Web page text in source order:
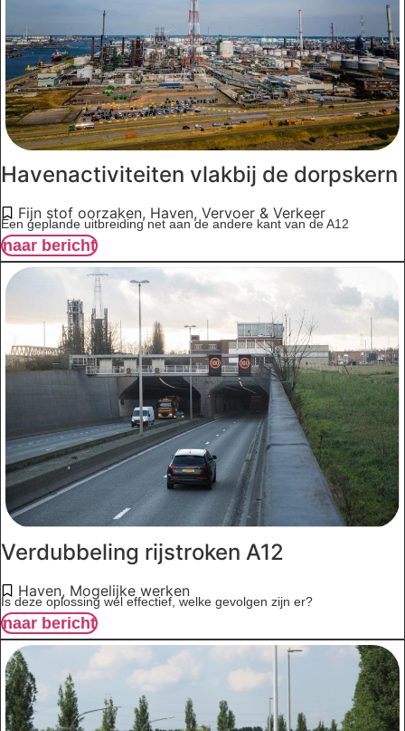
Havenactiviteiten vlakbij de dorpskern
Fijn stof oorzaken, Haven, Vervoer & Verkeer
Een geplande uitbreiding net aan de andere kant van de A12
naar bericht
Verdubbeling rijstroken A12
Haven, Mogelijke werken
Is deze oplossing wel effectief, welke gevolgen zijn er?
naar bericht